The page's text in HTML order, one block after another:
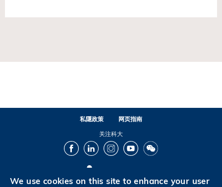
私隱政策
网页指南
关注科大
FacebookLinkedInInstagramYoutubeWechat
We use cookies on this site to enhance your user